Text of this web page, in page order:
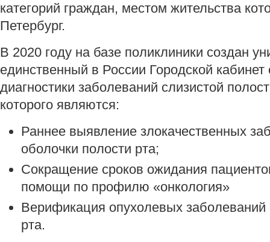
категорий граждан, местом жительства
Петербург.
В 2020 году на базе поликлиники создан
единственный в России Городской
диагностики заболеваний слизистой
которого являются:
Раннее выявление злокачественных
оболочки полости рта;
Сокращение сроков ожидания
помощи по профилю «онкология»
Верификация опухолевых заболеваний
рта.